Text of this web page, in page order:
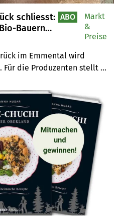
schliesst:
Bauern
im Emmental wird
Für die Produzenten stellt
unter enormen Druck.
ABO
Markt
&
Preise